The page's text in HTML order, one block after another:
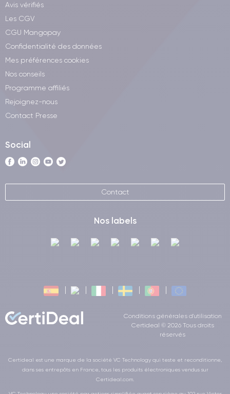
Avis vérifiés
Les CGV
CGU Mangopay
Confidentialité des données
Mes préférences cookies
Nos conseils
Programme affiliés
Rejoignez-nous
Contact Presse
Social
Contact
Nos labels
Conditions générales d'utilisation
Certideal © 2026 Tous droits
réservés
Certideal est une marque de la société VC Technology qui teste et reconditionne,
dans ses entrepôts en France, tous les produits électroniques vendus sur
Certideal.com.